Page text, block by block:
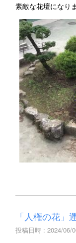
素敵な花壇になり
「人権の花
投稿日時 : 2024/06/